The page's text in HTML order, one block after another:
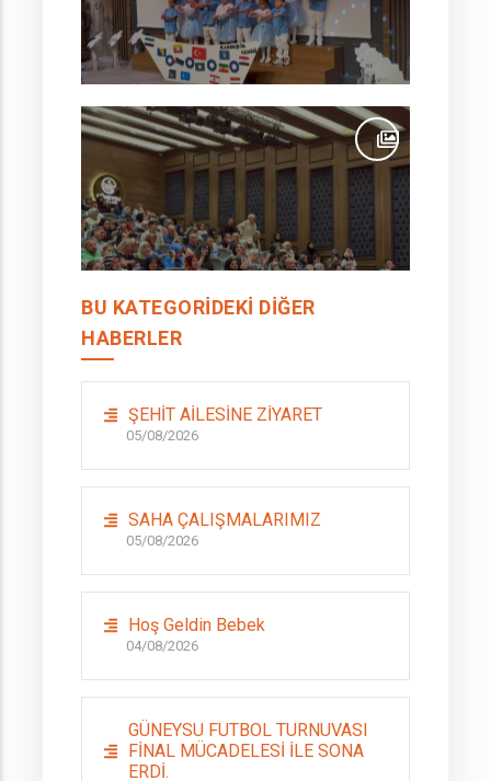
BU KATEGORIDEKI DIĞER
HABERLER
ŞEHİT AİLESİNE ZİYARET
05/08/2026
SAHA ÇALIŞMALARIMIZ
05/08/2026
Hoş Geldin Bebek
04/08/2026
GÜNEYSU FUTBOL TURNUVASI
FİNAL MÜCADELESİ İLE SONA
ERDİ.